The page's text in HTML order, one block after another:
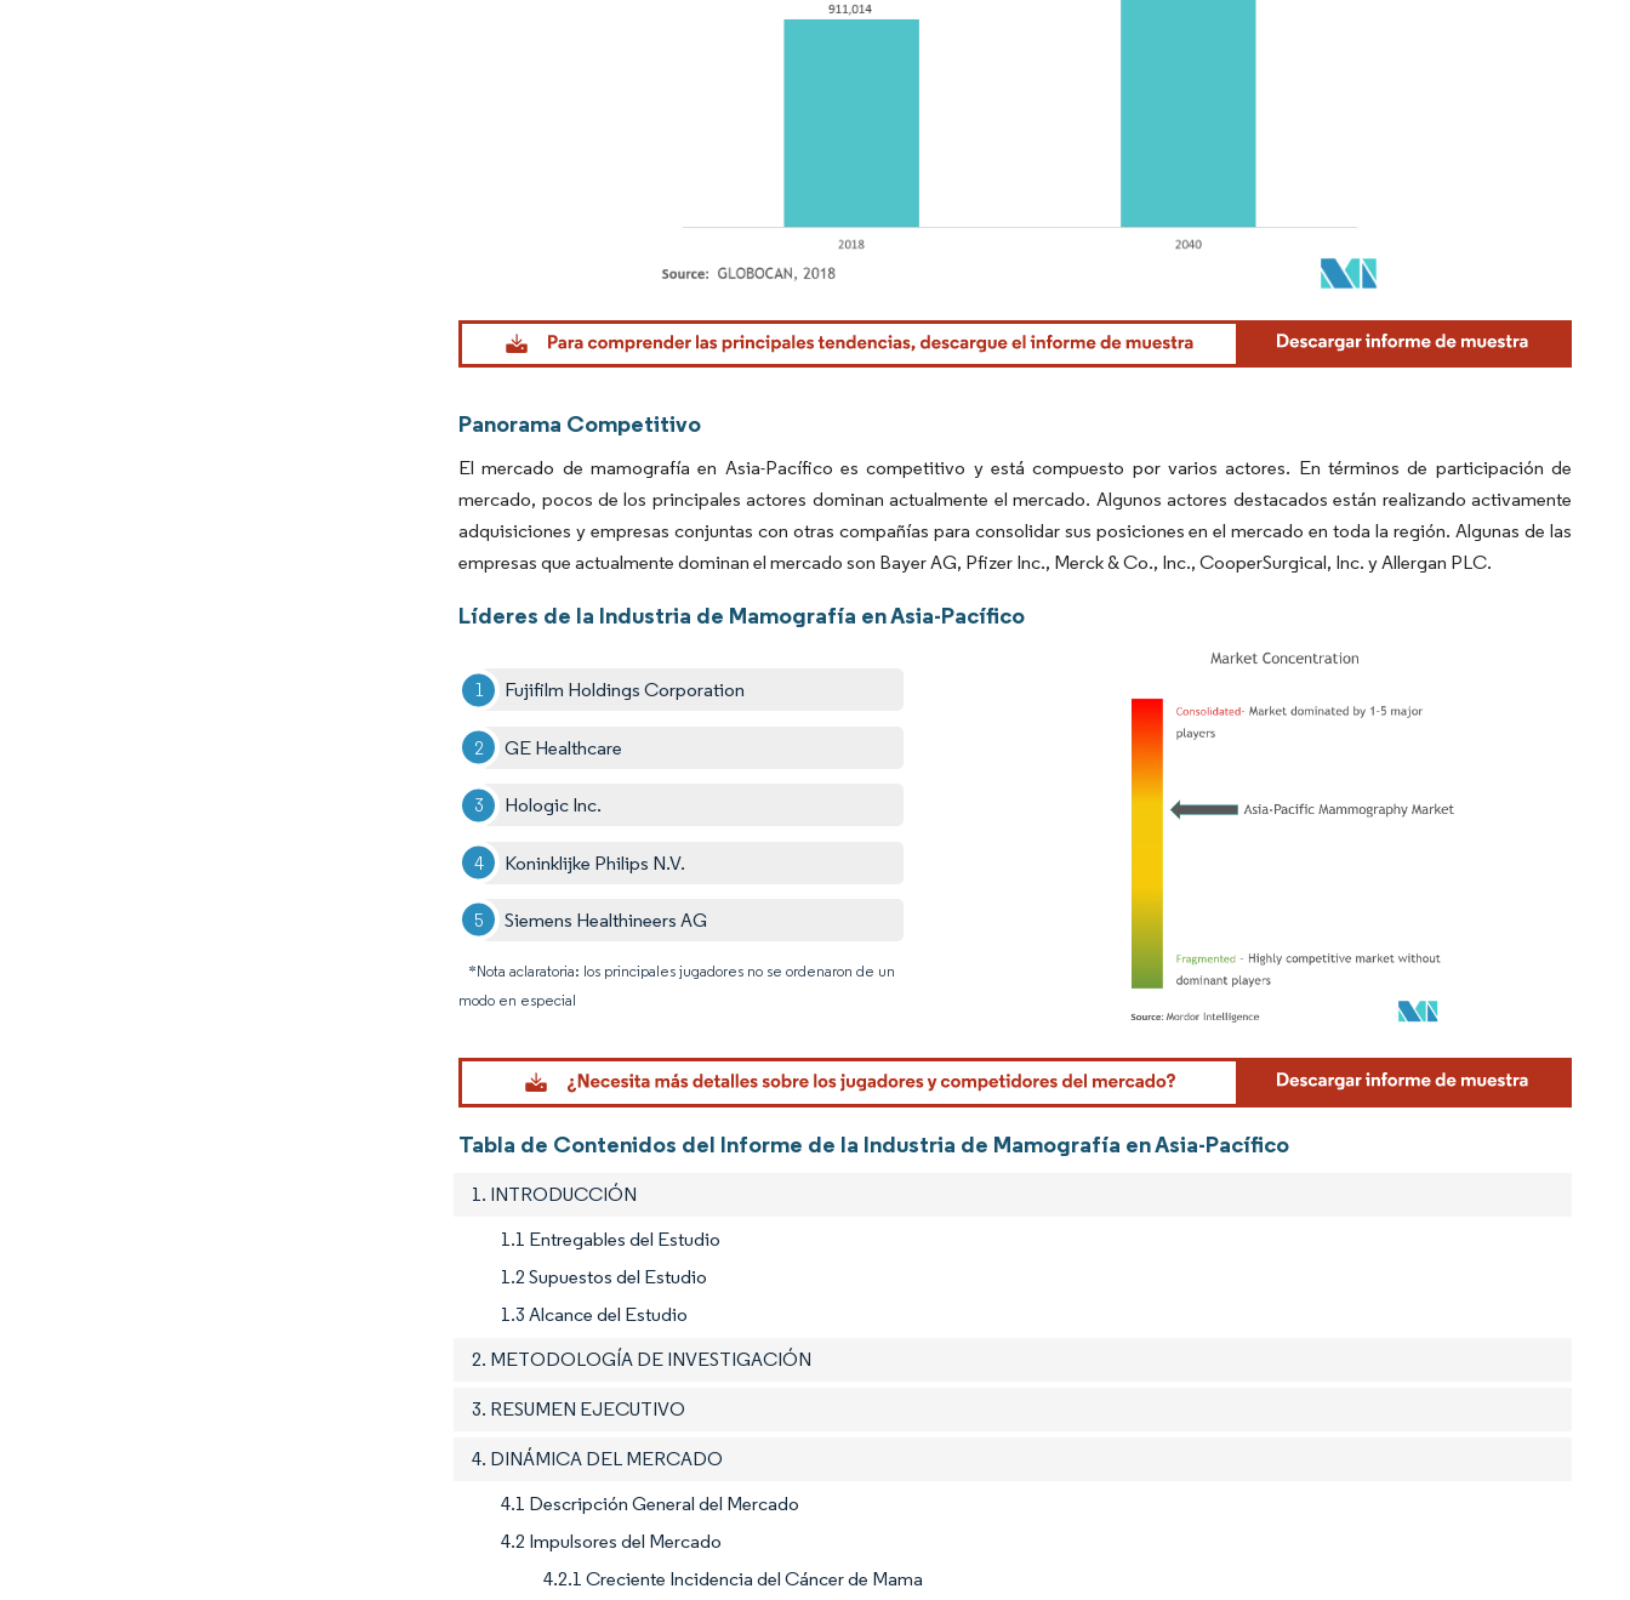
Imagen © Mordor Intelligence. El uso requiere atribución según CC BY 4.0.
Panorama Competitivo
El mercado de mamografía en Asia-Pacífico es competitivo y está compuesto por varios actores. En términos de participación de
mercado, pocos de los principales actores dominan actualmente el mercado. Algunos actores destacados están realizando activamente
adquisiciones y empresas conjuntas con otras compañías para consolidar sus posiciones en el mercado en toda la región. Algunas de las
empresas que actualmente dominan el mercado son Bayer AG, Pfizer Inc., Merck & Co., Inc., CooperSurgical, Inc. y Allergan PLC.
Líderes de la Industria de Mamografía en Asia-Pacífico
Fujifilm Holdings Corporation
GE Healthcare
Hologic Inc.
Koninklijke Philips N.V.
Siemens Healthineers AG
*Nota aclaratoria: los principales jugadores no se ordenaron de un
modo en especial
Imagen © Mordor Intelligence. El uso requiere atribución según CC BY 4.0.
Tabla de Contenidos del Informe de la Industria de Mamografía en Asia-Pacífico
1. INTRODUCCIÓN
1.1 Entregables del Estudio
1.2 Supuestos del Estudio
1.3 Alcance del Estudio
2. METODOLOGÍA DE INVESTIGACIÓN
3. RESUMEN EJECUTIVO
4. DINÁMICA DEL MERCADO
4.1 Descripción General del Mercado
4.2 Impulsores del Mercado
4.2.1 Creciente Incidencia del Cáncer de Mama